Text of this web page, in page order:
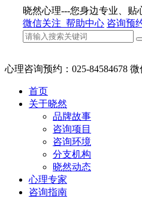
晓然心理---您身边专业、贴
微信关注 帮助中心 咨询预
心理咨询预约：025-84584678 微
首页
关于晓然
品牌故事
咨询项目
咨询环境
分支机构
晓然动态
心理专家
咨询指南